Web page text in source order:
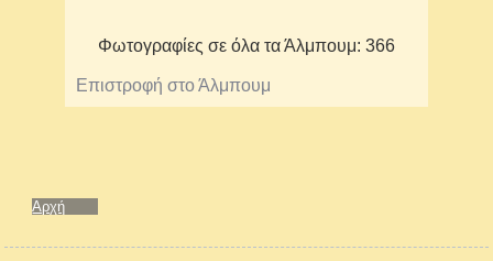
Φωτογραφίες σε όλα τα Άλμπουμ: 366
Επιστροφή στο Άλμπουμ
Αρχή